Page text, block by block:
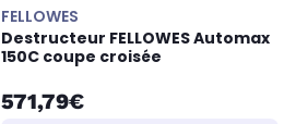
FELLOWES
Destructeur FELLOWES Automax
150C coupe croisée
571,79€